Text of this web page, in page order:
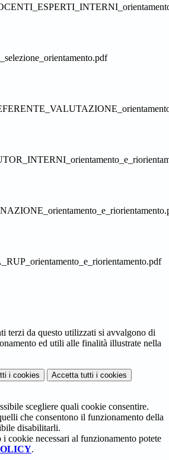
terzi da questo utilizzati si avvalgono di
ed utili alle finalità illustrate nella
i cookies Accetta tutti i cookies
scegliere quali cookie consentire.
che consentono il funzionamento della
disabilitarli.
i cookie necessari al funzionamento potete
.